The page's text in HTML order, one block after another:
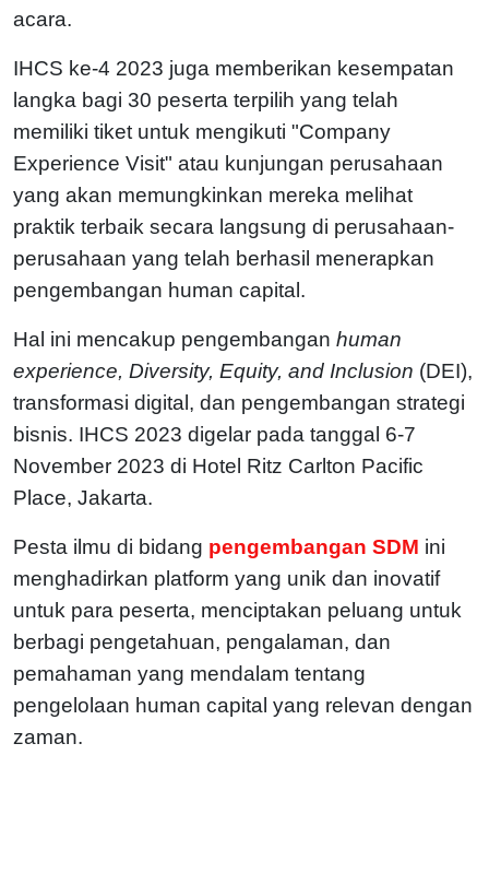
acara.
IHCS ke-4 2023 juga memberikan kesempatan
langka bagi 30 peserta terpilih yang telah
memiliki tiket untuk mengikuti "Company
Experience Visit" atau kunjungan perusahaan
yang akan memungkinkan mereka melihat
praktik terbaik secara langsung di perusahaan-
perusahaan yang telah berhasil menerapkan
pengembangan human capital.
Hal ini mencakup pengembangan human
experience, Diversity, Equity, and Inclusion (DEI),
transformasi digital, dan pengembangan strategi
bisnis. IHCS 2023 digelar pada tanggal 6-7
November 2023 di Hotel Ritz Carlton Pacific
Place, Jakarta.
Pesta ilmu di bidang pengembangan SDM ini
menghadirkan platform yang unik dan inovatif
untuk para peserta, menciptakan peluang untuk
berbagi pengetahuan, pengalaman, dan
pemahaman yang mendalam tentang
pengelolaan human capital yang relevan dengan
zaman.